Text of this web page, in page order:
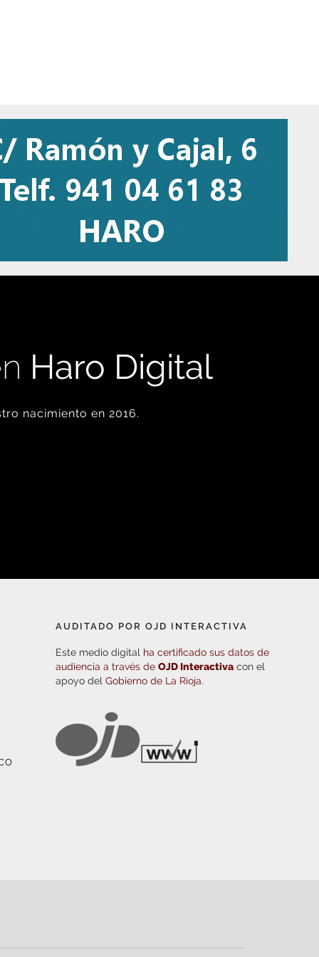
Haro Digital
nacimiento en 2016.
AUDITADO POR OJD INTERACTIVA
Este medio digital ha certificado sus datos de
audiencia a través deOJD Interactiva con el
apoyo delGobierno de La Rioja.